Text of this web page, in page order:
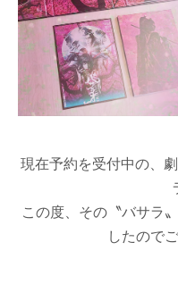
現在予約を受付中の、
この度、その〝バサラ
したので